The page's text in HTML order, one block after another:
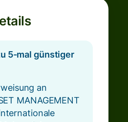
5-mal günstiger
an
MANAGEMENT